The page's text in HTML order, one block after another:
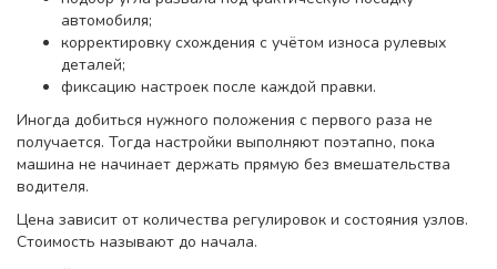
автомобиля;
корректировку схождения с учётом износа рулевых
деталей;
фиксацию настроек после каждой правки.
Иногда добиться нужного положения с первого раза не
получается. Тогда настройки выполняют поэтапно, пока
машина не начинает держать прямую без вмешательства
водителя.
Цена зависит от количества регулировок и состояния узлов.
Стоимость называют до начала.